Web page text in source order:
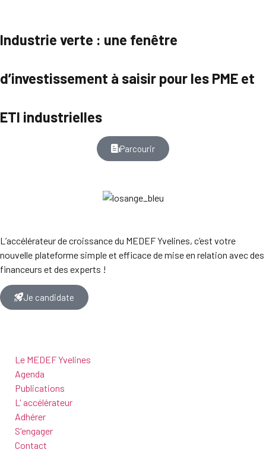
Industrie verte : une fenêtre
d’investissement à saisir pour les PME et
ETI industrielles
Parcourir
L’accélérateur de croissance du MEDEF Yvelines, c’est votre
nouvelle plateforme simple et efficace de mise en relation avec des
financeurs et des experts !
Je candidate
Le MEDEF Yvelines
Agenda
Publications
L' accélérateur
Adhérer
S'engager
Contact